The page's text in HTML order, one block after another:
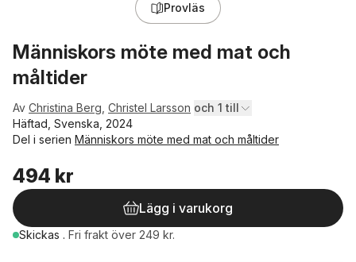
Provläs
Människors möte med mat och
måltider
Av Christina Berg Christel Larsson och 1 till
Häftad, Svenska, 2024
Del i serien Människors möte med mat och måltider
494 kr
Lägg i varukorg
Skickas . Fri frakt över 249 kr.